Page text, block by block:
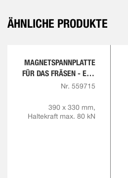
ÄHNLICHE PRODUKTE
MAGNETSPANNPLATTE
FÜR DAS FRÄSEN - ECO
LINE
Nr. 559715
390 x 330 mm,
Haltekraft max. 80 kN